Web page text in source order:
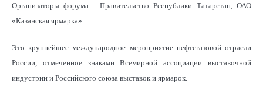
Организаторы форума - Правительство Республики Татарстан, ОАО
«Казанская ярмарка».
Это крупнейшее международное мероприятие нефтегазовой отрасли
России, отмеченное знаками Всемирной ассоциации выставочной
индустрии и Российского союза выставок и ярмарок.